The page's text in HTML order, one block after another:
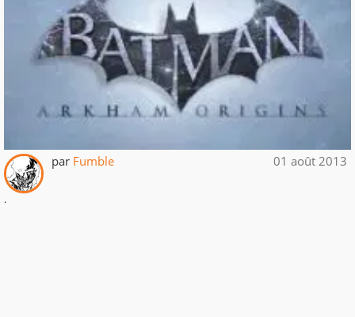
par Fumble 01 août 2013
.